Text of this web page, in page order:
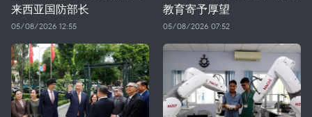
来西亚国防部长
05/08/2026 12:55
教育寄予厚望
05/08/2026 07:52